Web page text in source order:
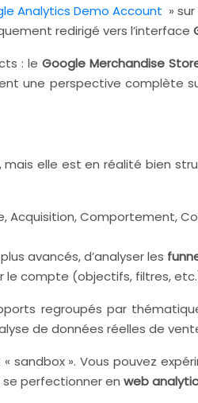
Analytics Demo Account »
redirigé vers l’interface
: leGoogle Merchandise
une perspective complète
elle est en réalité bien
Acquisition, Comportement,
avancés, d’analyser les
compte (objectifs, filtres,
regroupés par
de données réelles de
sandbox ». Vous pouvez
perfectionner en web